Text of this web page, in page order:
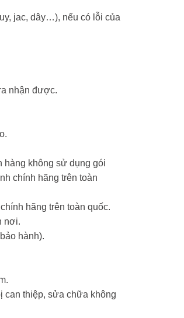
jac, dây…), nếu có lỗi của
nhận được.
hàng không sử dụng gói
chính hãng trên toàn
hãng trên toàn quốc.
nơi.
hành).
can thiệp, sửa chữa không